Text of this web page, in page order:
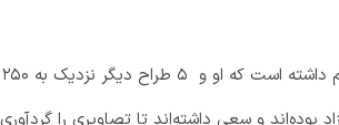
مایکل لوپز رئیس بخش طراحی لوگوهای گوگل در این خصوص اعلام داشته است که او و ۵ طراح دیگر نزدیک به ۲۵۰
و سعی داشته‌اند تا تصاویری را گردآوری